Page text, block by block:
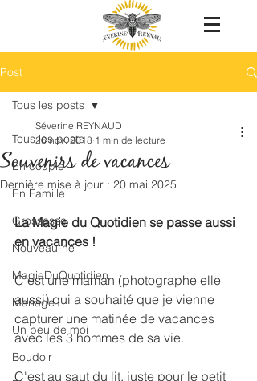
Post
Tous les posts
En couple
En Famille
Grossesse
Nouveau-né
MagieDuQuotidien
Mariage
Un peu de moi
Boudoir
Tous les posts
Souvenirs de vacances
Séverine REYNAUD
26 nov. 2018 1 min de lecture
Dernière mise à jour : 20 mai 2025
La Magie du Quotidien se passe aussi
en vacances !
C'est une maman (photographe elle
aussi) qui a souhaité que je vienne
capturer une matinée de vacances
avec les 3 hommes de sa vie.
C'est au saut du lit, juste pour le petit